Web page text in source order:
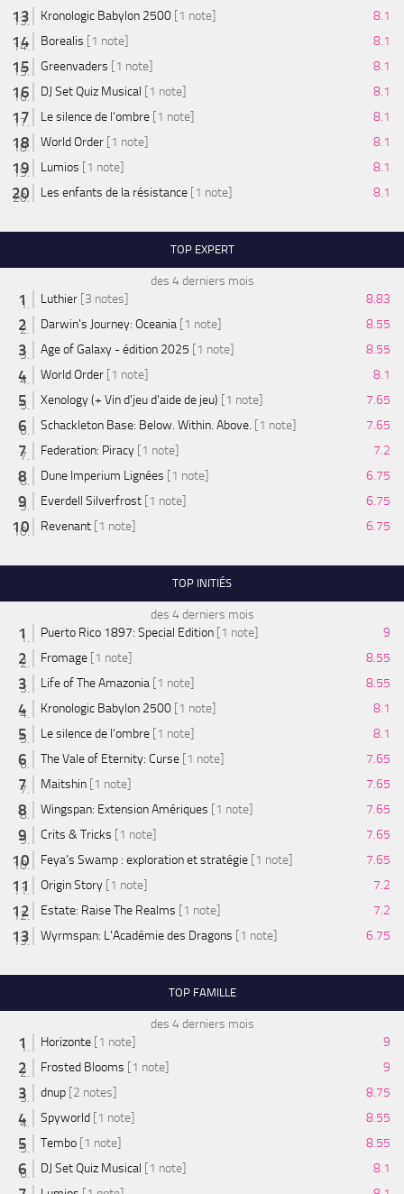
Kronologic Babylon 2500 [1 note]
8.1
Borealis [1 note]
8.1
Greenvaders [1 note]
8.1
DJ Set Quiz Musical [1 note]
8.1
Le silence de l'ombre [1 note]
8.1
World Order [1 note]
8.1
Lumios [1 note]
8.1
Les enfants de la résistance [1 note] 8.1
TOP EXPERT
des 4 derniers mois
Luthier [3 notes]
8.83
Darwin's Journey: Oceania [1 note]
8.55
Age of Galaxy - édition 2025 [1 note]
8.55
World Order [1 note]
8.1
Xenology (+ Vin d'jeu d'aide de jeu) [1 note]
7.65
Schackleton Base: Below. Within. Above. [1 note]
7.65
Federation: Piracy [1 note]
7.2
Dune Imperium Lignées [1 note]
6.75
Everdell Silverfrost [1 note]
6.75
Revenant [1 note] 6.75
TOP INITIÉS
des 4 derniers mois
Puerto Rico 1897: Special Edition [1 note]
9
Fromage [1 note]
8.55
Life of The Amazonia [1 note]
8.55
Kronologic Babylon 2500 [1 note]
8.1
Le silence de l'ombre [1 note]
8.1
The Vale of Eternity: Curse [1 note]
7.65
Maitshin [1 note]
7.65
Wingspan: Extension Amériques [1 note]
7.65
Crits & Tricks [1 note]
7.65
Feya’s Swamp : exploration et stratégie [1 note]
7.65
Origin Story [1 note]
7.2
Estate: Raise The Realms [1 note]
7.2
Wyrmspan: L'Académie des Dragons [1 note] 6.75
TOP FAMILLE
des 4 derniers mois
Horizonte [1 note]
9
Frosted Blooms [1 note]
9
dnup [2 notes]
8.75
Spyworld [1 note]
8.55
Tembo [1 note]
8.55
DJ Set Quiz Musical [1 note]
8.1